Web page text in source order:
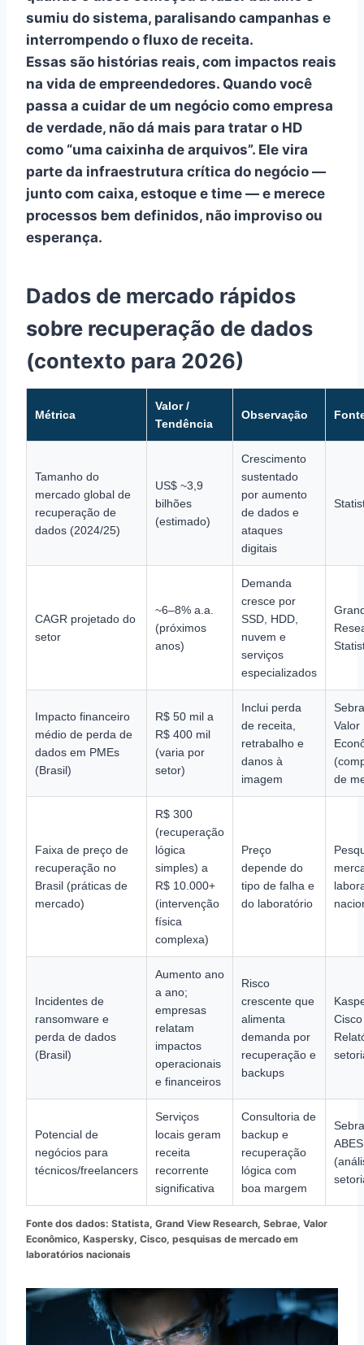
sumiu do sistema, paralisando campanhas e
interrompendo o fluxo de receita.
Essas são histórias reais, com impactos reais
na vida de empreendedores. Quando você
passa a cuidar de um negócio como empresa
de verdade, não dá mais para tratar o HD
como “uma caixinha de arquivos”. Ele vira
parte da infraestrutura crítica do negócio —
junto com caixa, estoque e time — e merece
processos bem definidos, não improviso ou
esperança.
Dados de mercado rápidos
sobre recuperação de dados
(contexto para 2026)
Métrica
Valor /
Tendência
Observação
Tamanho do
mercado global de
recuperação de
dados (2024/25)
US$ ~3,9
bilhões
(estimado)
Crescimento
sustentado
por aumento
de dados e
ataques
digitais
CAGR projetado do
setor
~6–8% a.a.
(próximos
anos)
Demanda
cresce por
SSD, HDD,
nuvem e
serviços
especializados
Impacto financeiro
médio de perda de
dados em PMEs
(Brasil)
R$ 50 mil a
R$ 400 mil
(varia por
setor)
Inclui perda
de receita,
retrabalho e
danos à
imagem
Valor
de
Faixa de preço de
recuperação no
Brasil (práticas de
mercado)
R$ 300
(recuperação
lógica
simples) a
R$ 10.000+
(intervenção
física
complexa)
Preço
depende do
tipo de falha e
do laboratório
Incidentes de
ransomware e
perda de dados
(Brasil)
Aumento ano
a ano;
empresas
relatam
impactos
operacionais
e financeiros
Risco
crescente que
alimenta
demanda por
recuperação e
backups
Potencial de
negócios para
técnicos/freelancers
Serviços
locais geram
receita
recorrente
significativa
Consultoria de
backup e
recuperação
lógica com
boa margem
ABES
Fonte dos dados: Statista, Grand View Research, Sebrae, Valor
Econômico, Kaspersky, Cisco, pesquisas de mercado em
laboratórios nacionais